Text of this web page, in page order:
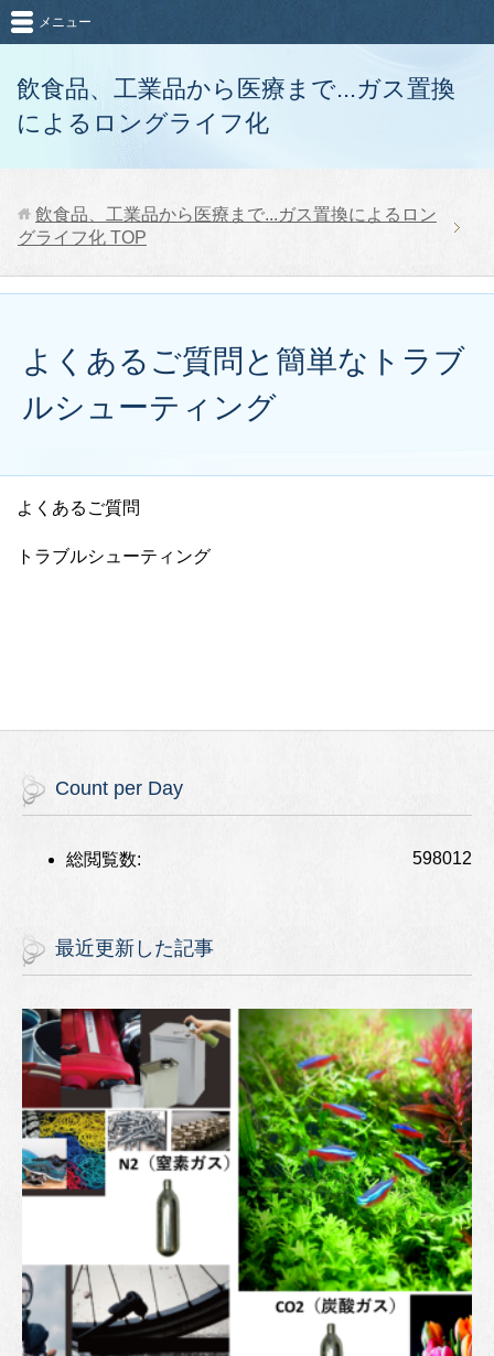
飲食品、工業品から医療まで...ガス置換
によるロングライフ化
メニュー
飲食品、工業品から医療まで...ガス置換によるロン
グライフ化 TOP
よくあるご質問と簡単なトラブ
ルシューティング
よくあるご質問
トラブルシューティング
Count per Day
598012
総閲覧数:
最近更新した記事